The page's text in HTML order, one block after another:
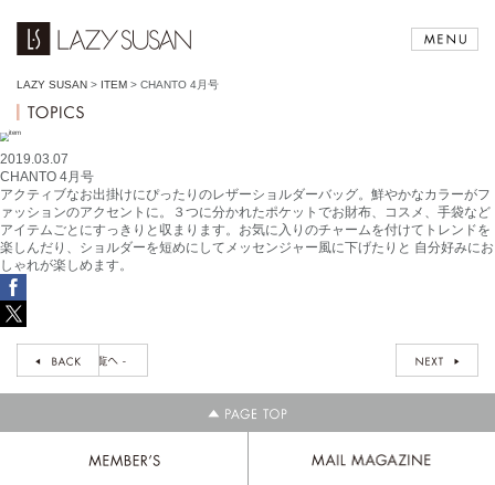
LAZY SUSAN > ITEM > CHANTO 4月号
2019.03.07
CHANTO 4月号
アクティブなお出掛けにぴったりのレザーショルダーバッグ。鮮やかなカラーがフ
ァッションのアクセントに。３つに分かれたポケットでお財布、コスメ、手袋など
アイテムごとにすっきりと収まります。お気に入りのチャームを付けてトレンドを
楽しんだり、ショルダーを短めにしてメッセンジャー風に下げたりと 自分好みにお
しゃれが楽しめます。